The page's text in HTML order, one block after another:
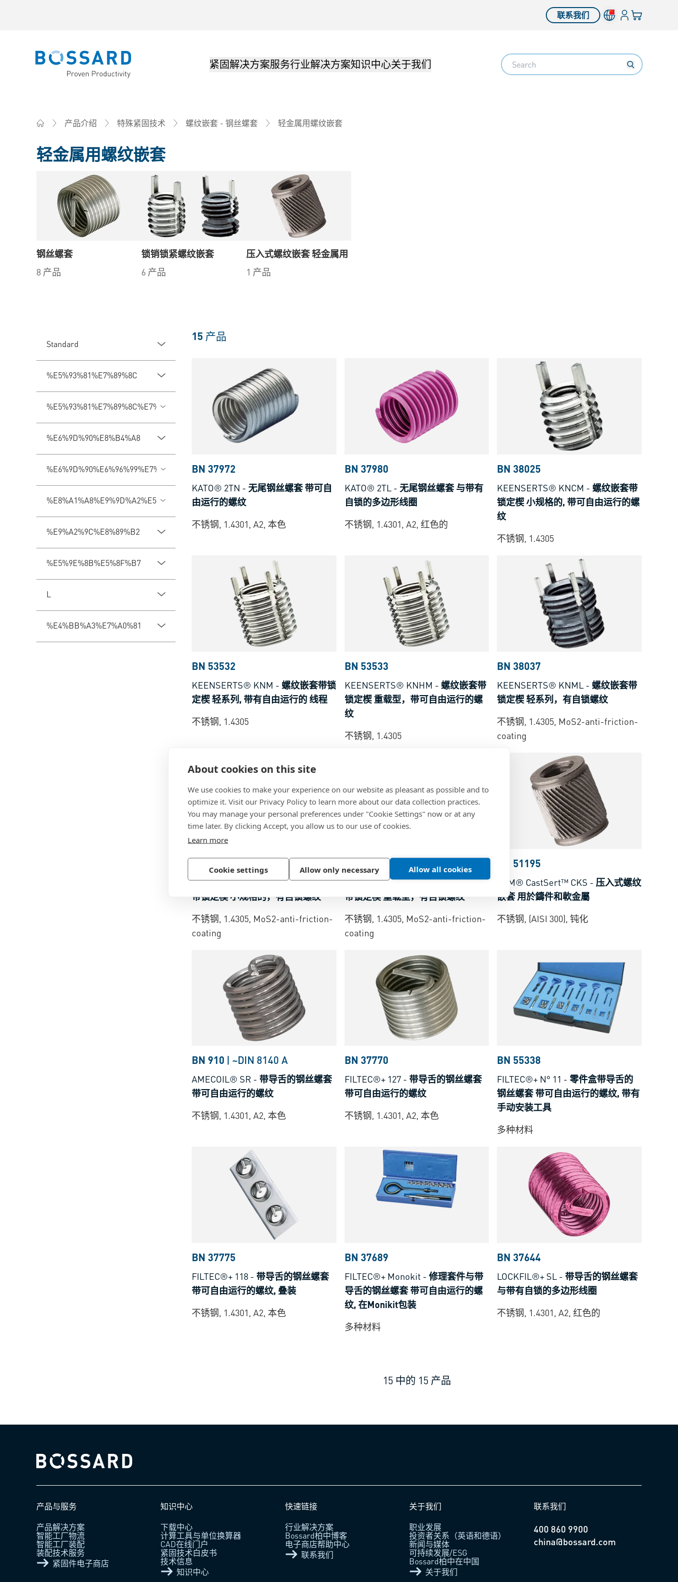
About cookies on this site
We use cookies to make your experience on our website as pleasant as possible and to
optimize it. Visit our Privacy Policy to learn more about our data collection practices.
You may manage your personal preferences under "Cookie Settings" now or at any
time later. By clicking Accept, you allow us to our use of cookies.
Learn more
Cookie settings Allow only necessary Allow all cookies
联系我们 登入您的购物车
Bossard homepage 紧固解决方案服务行业解决方案知识中心关于我们 Search
产品介绍 特殊紧固技术 螺纹嵌套 - 钢丝螺套 轻金属用螺纹嵌套
轻金属用螺纹嵌套
钢丝螺套
8 产品
锁销锁紧螺纹嵌套
6 产品
压入式螺纹嵌套 轻金属用
1 产品
Standard
%E5%93%81%E7%89%8C
%E5%93%81%E7%89%8C%E7%B3%BB%E5%88%97
%E6%9D%90%E8%B4%A8
%E6%9D%90%E6%96%99%E7%B1%BB%E5%9E%8B
%E8%A1%A8%E9%9D%A2%E5%A4%84%E7%90%86
%E9%A2%9C%E8%89%B2
%E5%9E%8B%E5%8F%B7
L
%E4%BB%A3%E7%A0%81
15 产品
BN 37972
KATO® 2TN - 无尾钢丝螺套 带可自
由运行的螺纹
不锈钢, 1.4301, A2, 本色
BN 37980
KATO® 2TL- 无尾钢丝螺套 与带有
自锁的多边形线圈
不锈钢, 1.4301, A2, 红色的
BN 38025
KEENSERTS® KNCM -螺纹嵌套带
锁定楔 小规格的, 带可自由运行的螺
纹
不锈钢, 1.4305
BN 53532
KEENSERTS® KNM - 螺纹嵌套带锁
定楔 轻系列, 带有自由运行的 线程
不锈钢, 1.4305
BN 53533
KEENSERTS® KNHM - 螺纹嵌套带
锁定楔 重载型，带可自由运行的螺
纹
不锈钢, 1.4305
BN 38037
KEENSERTS® KNML -螺纹嵌套带
锁定楔 轻系列，有自锁螺纹
不锈钢, 1.4305, MoS2-anti-friction-
coating
BN 38069
KEENSERTS® KNCML-螺纹嵌套
带锁定楔 小规格的，有自锁螺纹
不锈钢, 1.4305, MoS2-anti-friction-
coating
BN 38029
KEENSERTS® KNHML-螺纹嵌套
带锁定楔 重载型，有自锁螺纹
不锈钢, 1.4305, MoS2-anti-friction-
coating
BN 51195
PEM® CastSert™ CKS - 压入式螺纹
嵌套 用於鑄件和軟金屬
不锈钢, (AISI 300), 钝化
BN 910 | ~DIN 8140 A
AMECOIL® SR - 带导舌的钢丝螺套
带可自由运行的螺纹
不锈钢, 1.4301, A2, 本色
BN 37770
FILTEC®+ 127- 带导舌的钢丝螺套
带可自由运行的螺纹
不锈钢, 1.4301, A2, 本色
BN 55338
FILTEC®+ N° 11 -零件盒带导舌的
钢丝螺套 带可自由运行的螺纹, 带有
手动安装工具
多种材料
BN 37775
FILTEC®+ 118 - 带导舌的钢丝螺套
带可自由运行的螺纹, 叠装
不锈钢, 1.4301, A2, 本色
BN 37689
FILTEC®+ Monokit - 修理套件与带
导舌的钢丝螺套 带可自由运行的螺
纹, 在Monikit包装
多种材料
BN 37644
LOCKFIL®+ SL - 带导舌的钢丝螺套
与带有自锁的多边形线圈
不锈钢, 1.4301, A2, 红色的
15 中的 15 产品
Bossard homepage
产品与服务
产品解决方案
智能工厂物流
智能工厂装配
装配技术服务
紧固件电子商店
知识中心
下载中心
计算工具与单位换算器
CAD在线门户
紧固技术白皮书
技术信息
知识中心
快速链接
行业解决方案
Bossard柏中博客
电子商店帮助中心
联系我们
关于我们
职业发展
投资者关系（英语和德语）
新闻与媒体
可持续发展/ESG
Bossard柏中在中国
关于我们
联系我们
400 860 9900
china@bossard.com